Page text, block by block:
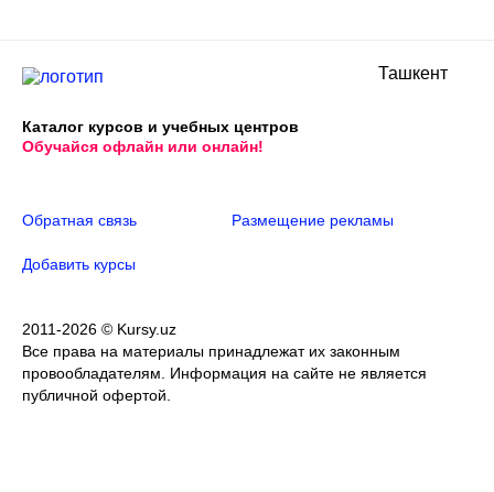
Ташкент
Каталог курсов и учебных центров
Обучайся офлайн или онлайн!
Обратная связь Размещение рекламы
Добавить курсы
2011-2026 © Kursy.uz
Все права на материалы принадлежат их законным
провообладателям. Информация на сайте не является
публичной офертой.